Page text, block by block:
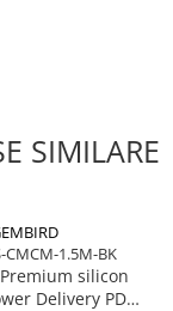
SIMILARE
CMCM-1.5M-BK
Premium silicon
Delivery PD